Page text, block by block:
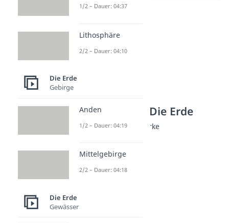
Weitere Inhalte: Die Erde
Weitere berühmte Bauwerke
Panamakanal
Chinesische Mauer
Dauer: 03:29
Golden Gate Bridge
Freiheitsstatue
Dauer: 02:31
1/2 – Dauer: 04:37
Lithosphäre
2/2 – Dauer: 04:10
Die Erde
Gebirge
Anden
1/2 – Dauer: 04:19
Mittelgebirge
2/2 – Dauer: 04:18
Die Erde
Gewässer